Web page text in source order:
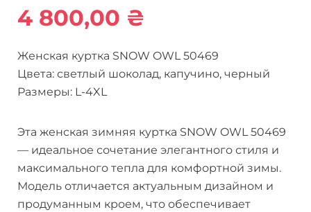
4 800,00 ₴
Женская куртка SNOW OWL 50469
Цвета: светлый шоколад, капучино, черный
Размеры: L-4XL
Эта женская зимняя куртка SNOW OWL 50469
— идеальное сочетание элегантного стиля и
максимального тепла для комфортной зимы.
Модель отличается актуальным дизайном и
продуманным кроем, что обеспечивает